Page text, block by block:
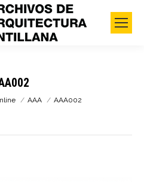
AAA AAA002